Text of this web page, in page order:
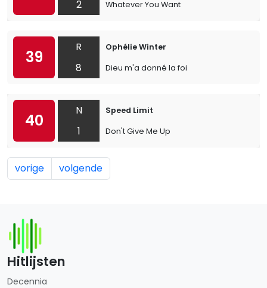
2
Whatever You Want
39
R
8
Ophélie Winter
Dieu m'a donné la foi
40
N
1
Speed Limit
Don't Give Me Up
vorige volgende
Hitlijsten
Decennia